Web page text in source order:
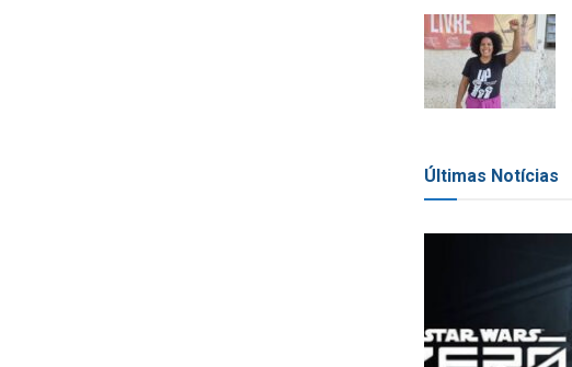
Últimas Notícias